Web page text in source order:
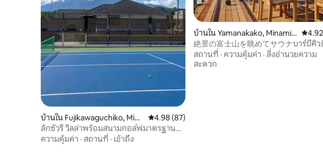
บ้านใน Fujikawaguchiko, Mina
mitsuru District
คะแนนเฉลี่ย 4.98 จาก 5, 87 รีวิว
4.98 (87)
ลักซัวรี วิลล่าพร้อมสนามกอล์ฟมาตรฐาน
สหรัฐอเมริกา พร้อมวิวภูเขาไฟฟูจิ MAAA
ความคุ้มค่า · สถานที่ · เข้าถึง
บ้านใน Yamanakako, Minamit
suru District
คะแน
絶景の富士山を眺めてサウナบาร์บีคิว
20 （名 The No.10 Mt.Fuji Sky Villa
สถานที่ · ความคุ้มค่า · สิ่งอำนวยความ
สะดวก